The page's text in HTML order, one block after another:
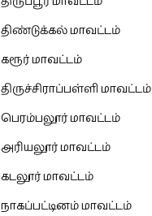
திண்டுக்கல் மாவட்டம்
கரூர் மாவட்டம்
திருச்சிராப்பள்ளி மாவட்டம்
பெரம்பலூர் மாவட்டம்
அரியலூர் மாவட்டம்
கடலூர் மாவட்டம்
நாகப்பட்டினம் மாவட்டம்